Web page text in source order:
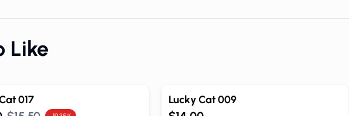
Like
017 Lucky Cat 009